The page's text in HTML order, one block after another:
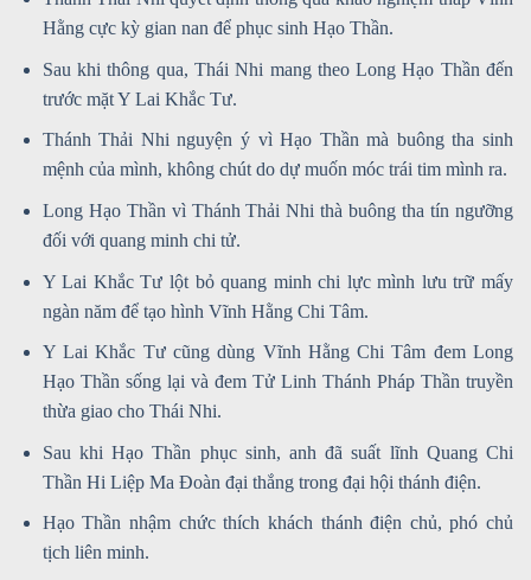
Hằng cực kỳ gian nan để phục sinh Hạo Thần.
Sau khi thông qua, Thái Nhi mang theo Long Hạo Thần đến
trước mặt Y Lai Khắc Tư.
Thánh Thải Nhi nguyện ý vì Hạo Thần mà buông tha sinh
mệnh của mình, không chút do dự muốn móc trái tim mình ra.
Long Hạo Thần vì Thánh Thải Nhi thà buông tha tín ngưỡng
đối với quang minh chi tử.
Y Lai Khắc Tư lột bỏ quang minh chi lực mình lưu trữ mấy
ngàn năm để tạo hình Vĩnh Hằng Chi Tâm.
Y Lai Khắc Tư cũng dùng Vĩnh Hằng Chi Tâm đem Long
Hạo Thần sống lại và đem Tử Linh Thánh Pháp Thần truyền
thừa giao cho Thái Nhi.
Sau khi Hạo Thần phục sinh, anh đã suất lĩnh Quang Chi
Thần Hi Liệp Ma Đoàn đại thắng trong đại hội thánh điện.
Hạo Thần nhậm chức thích khách thánh điện chủ, phó chủ
tịch liên minh.